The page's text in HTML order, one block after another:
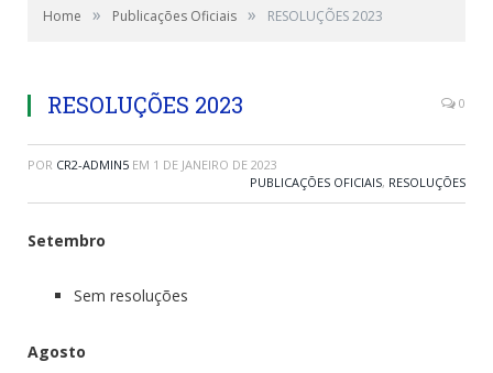
Home » Publicações Oficiais » RESOLUÇÕES 2023
RESOLUÇÕES 2023 0
POR CR2-ADMIN5 EM 1 DE JANEIRO DE 2023
PUBLICAÇÕES OFICIAIS, RESOLUÇÕES
Setembro
Sem resoluções
Agosto